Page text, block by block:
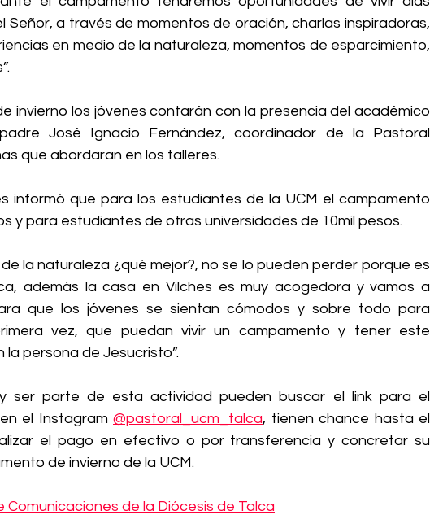
Señor, a través de momentos de oración, charlas inspiradoras,
en medio de la naturaleza, momentos de esparcimiento,
invierno los jóvenes contarán con la presencia del académico
José Ignacio Fernández, coordinador de la Pastoral
que abordaran en los talleres.
informó que para los estudiantes de la UCM el campamento
y para estudiantes de otras universidades de 10mil pesos.
la naturaleza ¿qué mejor?, no se lo pueden perder porque es
además la casa en Vilches es muy acogedora y vamos a
que los jóvenes se sientan cómodos y sobre todo para
vez, que puedan vivir un campamento y tener este
persona de Jesucristo”.
ser parte de esta actividad pueden buscar el link para el
el Instagram @pastoral_ucm_talca, tienen chance hasta el
el pago en efectivo o por transferencia y concretar su
de invierno de la UCM.
de la Diócesis de Talca